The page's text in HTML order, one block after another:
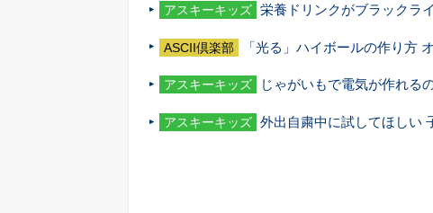
アスキーキッズ 栄養ドリンクがブラックラ
ASCII倶楽部 「光る」ハイボールの作り方
アスキーキッズ じゃがいもで電気が作れ
アスキーキッズ 外出自粛中に試してほしい